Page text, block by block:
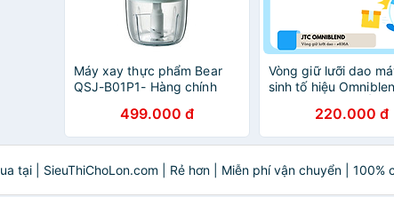
Máy xay thực phẩm Bear
QSJ-B01P1- Hàng chính
499.000 đ
Vòng giữ lưỡi dao
sinh tố hiệu
220.000 đ
tại | SieuThiChoLon.com | Rẻ hơn | Miễn phí vận chuyển | 100%